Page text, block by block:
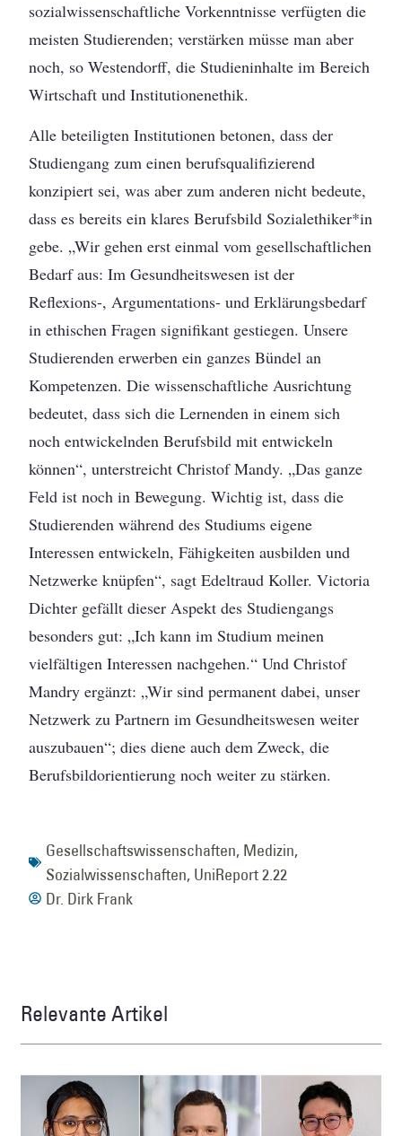
sozialwissenschaftliche Vorkenntnisse verfügten die
meisten Studierenden; verstärken müsse man aber
noch, so Westendorff, die Studieninhalte im Bereich
Wirtschaft und Institutionenethik.
Alle beteiligten Institutionen betonen, dass der
Studiengang zum einen berufsqualifizierend
konzipiert sei, was aber zum anderen nicht bedeute,
dass es bereits ein klares Berufsbild Sozialethiker*in
gebe. „Wir gehen erst einmal vom gesellschaftlichen
Bedarf aus: Im Gesundheitswesen ist der
Reflexions-, Argumentations- und Erklärungsbedarf
in ethischen Fragen signifikant gestiegen. Unsere
Studierenden erwerben ein ganzes Bündel an
Kompetenzen. Die wissenschaftliche Ausrichtung
bedeutet, dass sich die Lernenden in einem sich
noch entwickelnden Berufsbild mit entwickeln
können“, unterstreicht Christof Mandy. „Das ganze
Feld ist noch in Bewegung. Wichtig ist, dass die
Studierenden während des Studiums eigene
Interessen entwickeln, Fähigkeiten ausbilden und
Netzwerke knüpfen“, sagt Edeltraud Koller. Victoria
Dichter gefällt dieser Aspekt des Studiengangs
besonders gut: „Ich kann im Studium meinen
vielfältigen Interessen nachgehen.“ Und Christof
Mandry ergänzt: „Wir sind permanent dabei, unser
Netzwerk zu Partnern im Gesundheitswesen weiter
auszubauen“; dies diene auch dem Zweck, die
Berufsbildorientierung noch weiter zu stärken.
Gesellschaftswissenschaften, Medizin,
Sozialwissenschaften, UniReport 2.22
Dr. Dirk Frank
Relevante Artikel